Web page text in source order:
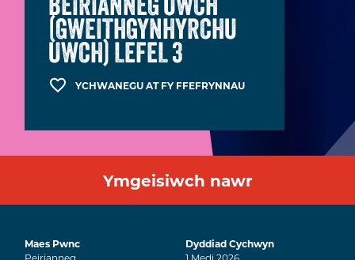
(GWEITHGYNHYRCHU
UWCH) LEFEL 3
YCHWANEGU AT FY FFEFRYNNAU
Ymgeisiwch nawr
Maes Pwnc
Dyddiad Cychwyn